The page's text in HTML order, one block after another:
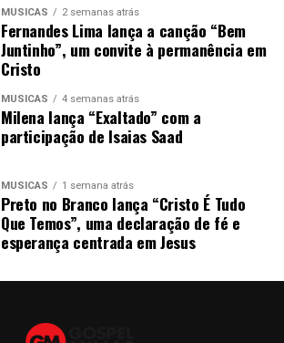
MÚSICAS 2 semanas atrás
Fernandes Lima lança a canção “Bem
Juntinho”, um convite à permanência em
Cristo
MÚSICAS 4 semanas atrás
Milena lança “Exaltado” com a
participação de Isaias Saad
MÚSICAS 1 semana atrás
Preto no Branco lança “Cristo É Tudo
Que Temos”, uma declaração de fé e
esperança centrada em Jesus